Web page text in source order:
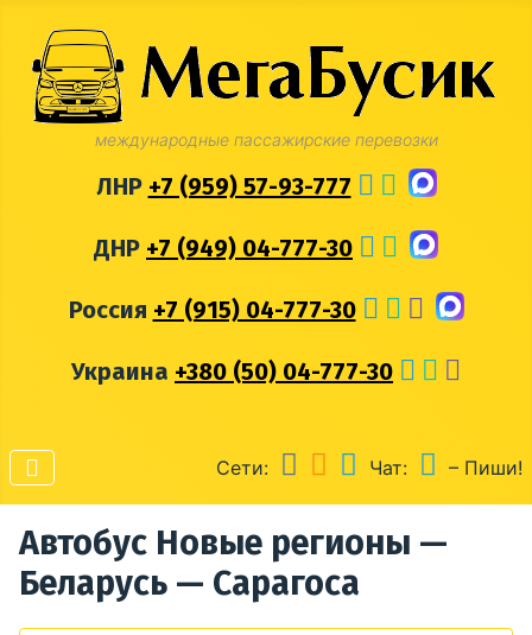
международные пассажирские перевозки
ЛНР +7 (959) 57-93-777
ДНР +7 (949) 04-777-30
Россия +7 (915) 04-777-30
Украина +380 (50) 04-777-30
Сети: Чат: – Пиши!
Автобус Новые регионы —
Беларусь — Сарагоса